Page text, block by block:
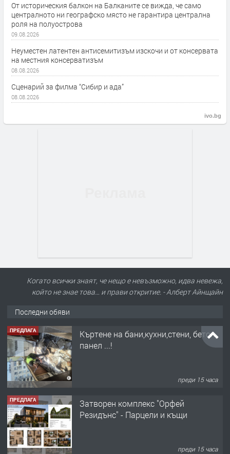
От историческия балкон на Балканите се вижда, че само
централното ни географско място не гарантира централна
роля на полуострова
09.08.2026
Неуместен латентен антисемитизъм изскочи и от консервата
на местния консерватизъм
08.08.2026
Сценарий за филма “Сибир и ада”
08.08.2026
ivo.bg
Когато всички знаят, че нещо е невъзможно, идва невежа,
който не знае това… и прави откритие. - Алберт Айнщайн
Последни обяви
ПРЕДЛАГА
Къртене на бани,кухни,стени, бетон,
панел ...!
преди 15 часа
ПРЕДЛАГА
Затворен комплекс "Орфей
Резидънс" - Парцели и къщи
преди 15 часа